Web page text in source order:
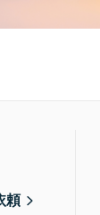
頼